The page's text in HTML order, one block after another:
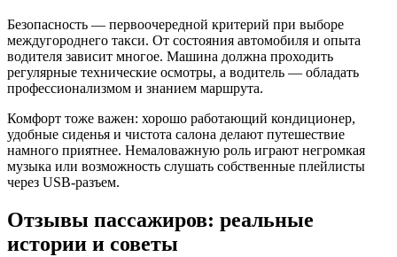
Безопасность — первоочередной критерий при выборе
междугороднего такси. От состояния автомобиля и опыта
водителя зависит многое. Машина должна проходить
регулярные технические осмотры, а водитель — обладать
профессионализмом и знанием маршрута.
Комфорт тоже важен: хорошо работающий кондиционер,
удобные сиденья и чистота салона делают путешествие
намного приятнее. Немаловажную роль играют негромкая
музыка или возможность слушать собственные плейлисты
через USB-разъем.
Отзывы пассажиров: реальные
истории и советы